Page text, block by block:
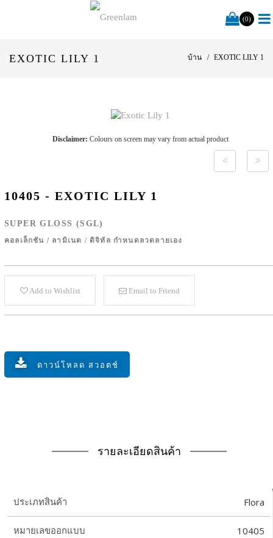
(0)
EXOTIC LILY 1 บ้าน EXOTIC LILY 1
Disclaimer: Colours on screen may vary from actual product
10405 - EXOTIC LILY 1
SUPER GLOSS (SGL)
คอลเล็กชัน / ลามิเนต / ดิจิทัล กำหนดลวดลายเอง
Add to Wishlist Email to Friend
ดาวน์โหลด สวอตช์
รายละเอียดสินค้า
ประเภทสินค้า Flora
หมายเลขออกแบบ 10405